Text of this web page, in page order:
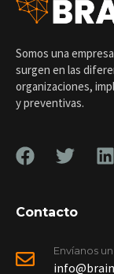
Somos una
surgen en las
organizaciones,
y preventivas.
Contacto
Envíanos